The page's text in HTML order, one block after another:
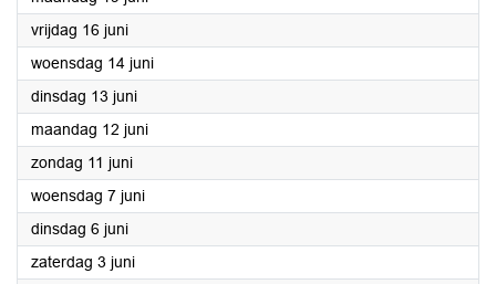
vrijdag 16 juni2023
woensdag 14 juni2023
dinsdag 13 juni2023
maandag 12 juni2023
zondag 11 juni2023
woensdag 7 juni2023
dinsdag 6 juni2023
zaterdag 3 juni2023